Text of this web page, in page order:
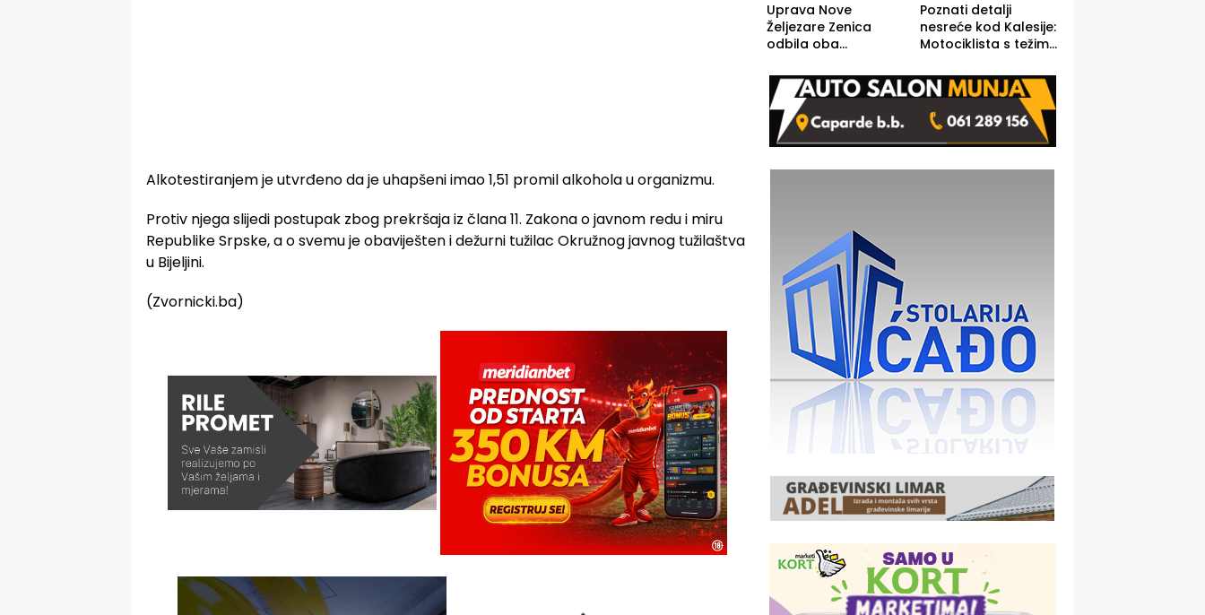
Alkotestiranjem je utvrđeno da je uhapšeni imao 1,51 promil alkohola u organizmu.
Protiv njega slijedi postupak zbog prekršaja iz člana 11. Zakona o javnom redu i miru
Republike Srpske, a o svemu je obaviješten i dežurni tužilac Okružnog javnog tužilaštva
u Bijeljini.
(Zvornicki.ba)
Uprava Nove
Željezare Zenica
odbila oba
FBiH: Ustrajni da je
stečaj jedino rješenje
Poznati detalji
nesreće kod Kalesije:
Motociklista s težim,
lakšim povredama